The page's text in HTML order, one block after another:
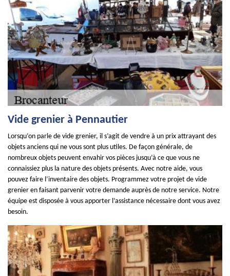
Vide grenier à Pennautier
Lorsqu’on parle de vide grenier, il s’agit de vendre à un prix attrayant des
objets anciens qui ne vous sont plus utiles. De façon générale, de
nombreux objets peuvent envahir vos pièces jusqu’à ce que vous ne
connaissiez plus la nature des objets présents. Avec notre aide, vous
pouvez faire l’inventaire des objets. Programmez votre projet de vide
grenier en faisant parvenir votre demande auprès de notre service. Notre
équipe est disposée à vous apporter l’assistance nécessaire dont vous avez
besoin.